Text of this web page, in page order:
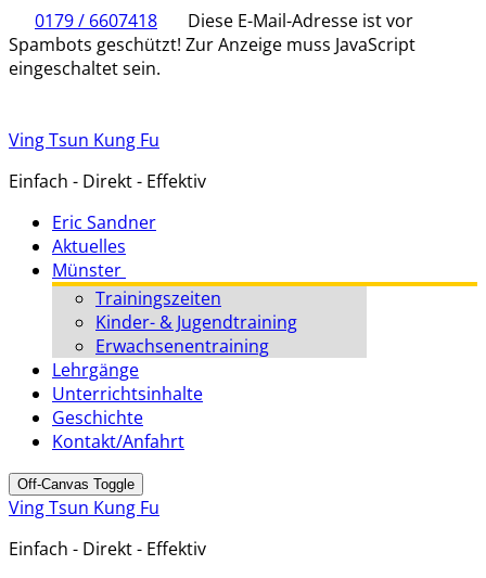
0179 / 6607418
Diese E-Mail-Adresse ist vor
Spambots geschützt! Zur Anzeige muss JavaScript
eingeschaltet sein.
Ving Tsun Kung Fu
Einfach - Direkt - Effektiv
Eric Sandner
Aktuelles
Münster
Trainingszeiten
Kinder- & Jugendtraining
Erwachsenentraining
Lehrgänge
Unterrichtsinhalte
Geschichte
Kontakt/Anfahrt
Off-Canvas Toggle
Ving Tsun Kung Fu
Einfach - Direkt - Effektiv